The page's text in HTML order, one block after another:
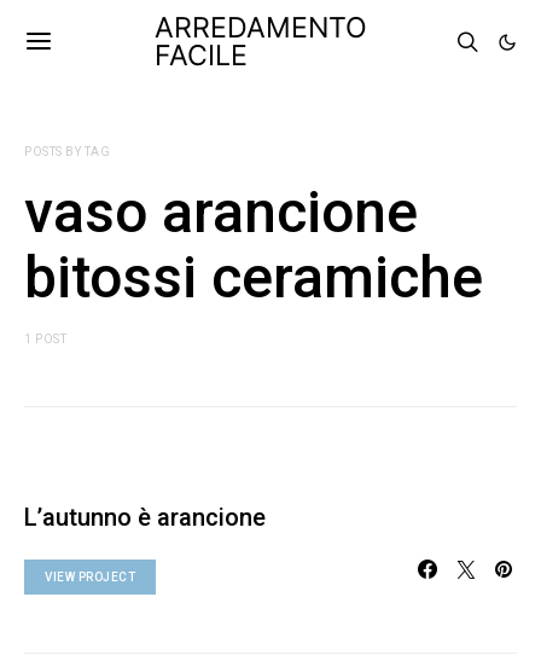
ARREDAMENTO
FACILE
POSTS BY TAG
vaso arancione
bitossi ceramiche
1 POST
L’autunno è arancione
VIEW PROJECT